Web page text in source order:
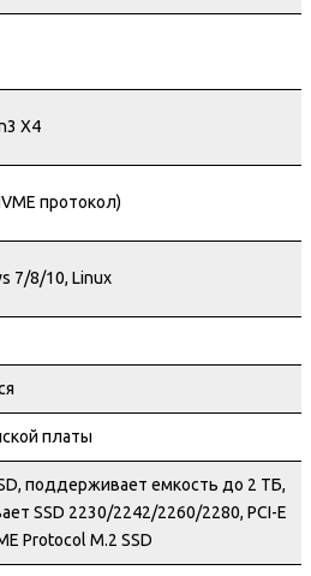
X4
протокол)
7/8/10, Linux
платы
поддерживает емкость до 2 ТБ,
SSD 2230/2242/2260/2280, PCI-E
Protocol M.2 SSD